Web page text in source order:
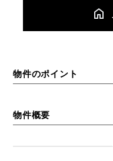
物件のポイント
物件概要